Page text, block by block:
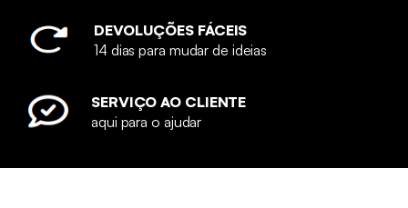
DEVOLUÇÕES FÁCEIS
14 dias para mudar de ideias
SERVIÇO AO CLIENTE
aqui para o ajudar